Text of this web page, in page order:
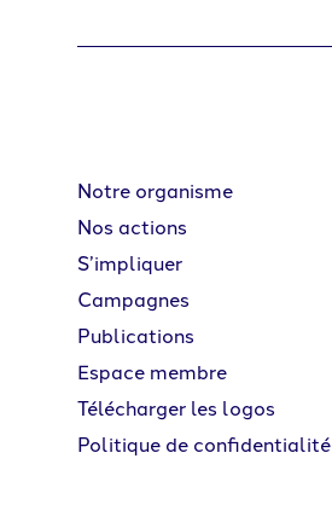
Notre organisme
Nos actions
S’impliquer
Campagnes
Publications
Espace membre
Télécharger les logos
Politique de confidentialité